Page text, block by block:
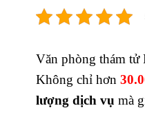
Văn phòng thám tử
Không chỉ hơn
lượng dịch vụ mà